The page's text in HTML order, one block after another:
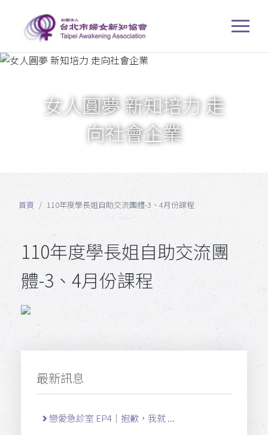
女人圓夢 新知培力 走
向社會企業
首頁 110年度學長姐自助交流團體-3、4月份課程
110年度學長姐自助交流團
體-3、4月份課程
最新訊息
戀愛急診室 EP4｜抱歉，我就 ...